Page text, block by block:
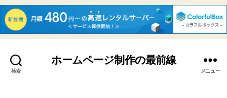
検索
ホームページ制作の最前線
メニュー